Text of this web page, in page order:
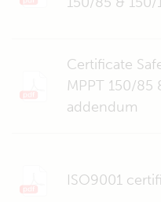
Certificate
MPPT 150/85
addendum
ISO9001